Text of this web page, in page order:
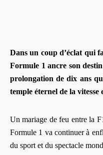
Dans un coup d’éclat qui
Formule 1 ancre son
prolongation de dix ans
temple éternel de la vitesse
Un mariage de feu entre la
Formule 1 va continuer à
du sport et du spectacle